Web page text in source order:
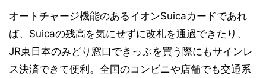
オートチャージ機能のあるイオンSuicaカードであれ
ば、Suicaの残高を気にせずに改札を通過できたり、
JR東日本のみどり窓口できっぷを買う際にもサインレ
ス決済できて便利。全国のコンビニや店舗でも交通系